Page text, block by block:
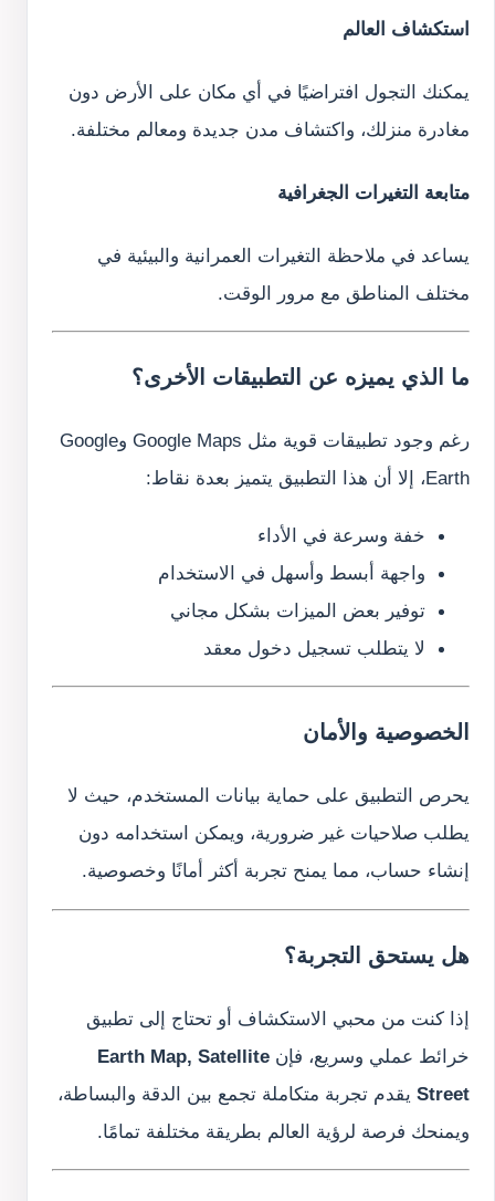
استكشاف العالم
يمكنك التجول افتراضيًا في أي مكان على الأرض دون
مغادرة منزلك، واكتشاف مدن جديدة ومعالم مختلفة.
متابعة التغيرات الجغرافية
يساعد في ملاحظة التغيرات العمرانية والبيئية في
مختلف المناطق مع مرور الوقت.
ما الذي يميزه عن التطبيقات الأخرى؟
رغم وجود تطبيقات قوية مثل Google Maps وGoogle
Earth، إلا أن هذا التطبيق يتميز بعدة نقاط:
خفة وسرعة في الأداء
واجهة أبسط وأسهل في الاستخدام
توفير بعض الميزات بشكل مجاني
لا يتطلب تسجيل دخول معقد
الخصوصية والأمان
يحرص التطبيق على حماية بيانات المستخدم، حيث لا
يطلب صلاحيات غير ضرورية، ويمكن استخدامه دون
إنشاء حساب، مما يمنح تجربة أكثر أمانًا وخصوصية.
هل يستحق التجربة؟
إذا كنت من محبي الاستكشاف أو تحتاج إلى تطبيق
خرائط عملي وسريع، فإن Earth Map, Satellite
Streetيقدم تجربة متكاملة تجمع بين الدقة والبساطة،
ويمنحك فرصة لرؤية العالم بطريقة مختلفة تمامًا.